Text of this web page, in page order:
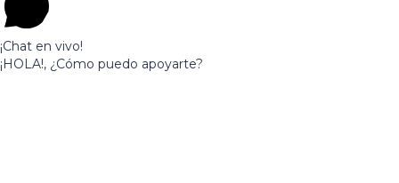
¡Chat en vivo!
¡HOLA!, ¿Cómo puedo apoyarte?